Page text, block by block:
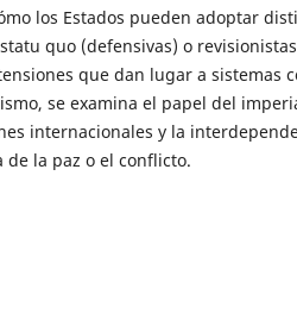
los Estados pueden adoptar
quo (defensivas) o
que dan lugar a sistemas
se examina el papel del
internacionales y la
de la paz o el conflicto.